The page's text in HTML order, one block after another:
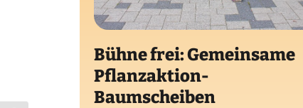
Bühne frei: Gemeinsame
Pflanzaktion-
Baumscheiben